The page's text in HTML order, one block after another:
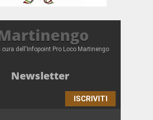
cura dell'Infopoint Pro Loco Martinengo
Newsletter
ISCRIVITI